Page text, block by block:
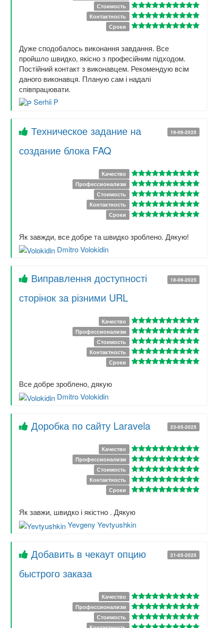
Стоимость
Контактность
Сроки
Дуже сподобалось виконання завдання. Все
пройшло швидко, якісно з професійним підходом.
Постійний контакт з виконавцем. Рекомендую всім
даного виконавця. Планую сам і надалі
співпрацювати.
Serhii P
19-06-2025
Техническое задание на
создание блока FAQ
Качество
Профессионализм
Стоимость
Контактность
Сроки
Як завжди, все добре та швидко зроблено. Дякую!
Dmitro Volokidin
18-06-2025
Виправлення доступності
сторінок за різними URL
Качество
Профессионализм
Стоимость
Контактность
Сроки
Все добре зроблено, дякую
Dmitro Volokidin
23-05-2025
Доробка по сайту Laravela
Качество
Профессионализм
Стоимость
Контактность
Сроки
Як завжи, швидко і якістно . Дякую
Yevgeny Yevtyushkin
21-05-2025
Добавить в чекаут опцию
быстрого заказа
Качество
Профессионализм
Стоимость